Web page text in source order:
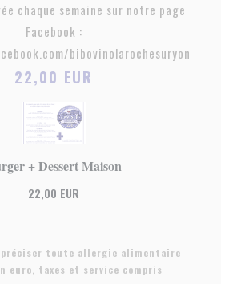
chaque semaine sur notre page
Facebook :
bibovinolarochesuryon
22,00 EUR
+ Dessert Maison
22,00 EUR
préciser toute allergie alimentaire
euro, taxes et service compris